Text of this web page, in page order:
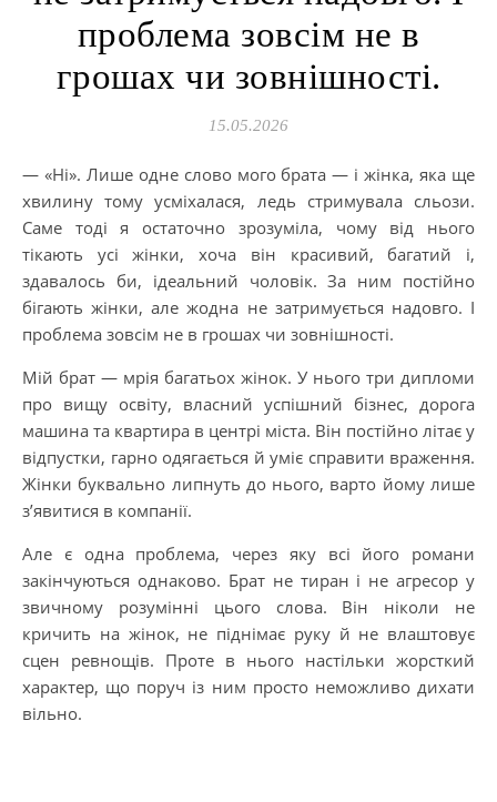
проблема зовсім не в
грошах чи зовнішності.
15.05.2026
— «Ні». Лише одне слово мого брата — і жінка, яка ще
хвилину тому усміхалася, ледь стримувала сльози.
Саме тоді я остаточно зрозуміла, чому від нього
тікають усі жінки, хоча він красивий, багатий і,
здавалось би, ідеальний чоловік. За ним постійно
бігають жінки, але жодна не затримується надовго. І
проблема зовсім не в грошах чи зовнішності.
Мій брат — мрія багатьох жінок. У нього три дипломи
про вищу освіту, власний успішний бізнес, дорога
машина та квартира в центрі міста. Він постійно літає у
відпустки, гарно одягається й уміє справити враження.
Жінки буквально липнуть до нього, варто йому лише
з’явитися в компанії.
Але є одна проблема, через яку всі його романи
закінчуються однаково. Брат не тиран і не агресор у
звичному розумінні цього слова. Він ніколи не
кричить на жінок, не піднімає руку й не влаштовує
сцен ревнощів. Проте в нього настільки жорсткий
характер, що поруч із ним просто неможливо дихати
вільно.